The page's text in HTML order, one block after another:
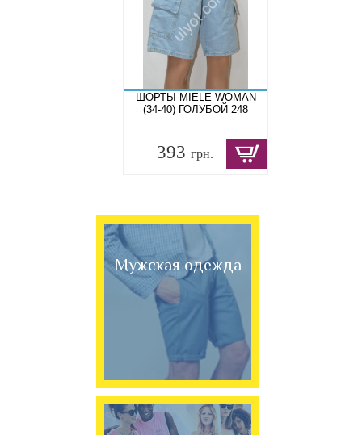
ШОРТЫ MIELE WOMAN
(34-40) ГОЛУБОЙ 248
393 грн.
Мужская одежда